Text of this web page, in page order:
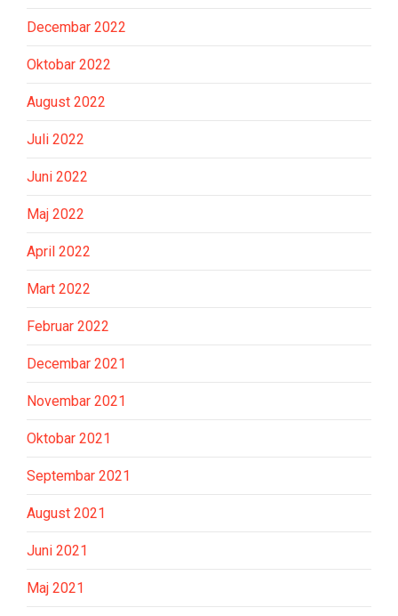
Decembar 2022
Oktobar 2022
August 2022
Juli 2022
Juni 2022
Maj 2022
April 2022
Mart 2022
Februar 2022
Decembar 2021
Novembar 2021
Oktobar 2021
Septembar 2021
August 2021
Juni 2021
Maj 2021